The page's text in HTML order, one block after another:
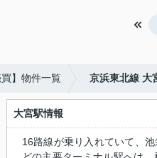
】物件一覧 京浜東北線 大
大宮駅情報
16路線が乗り入れていて、